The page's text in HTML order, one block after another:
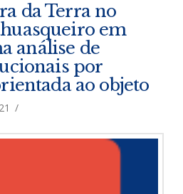
da Terra no
em
análise de
por
ao objeto